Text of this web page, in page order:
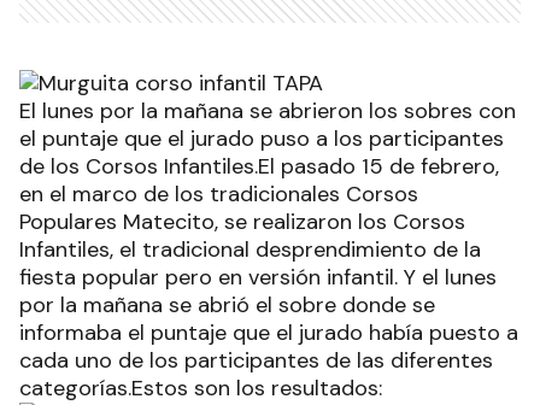
El lunes por la mañana se abrieron los sobres con
el puntaje que el jurado puso a los participantes
de los Corsos Infantiles.El pasado 15 de febrero,
en el marco de los tradicionales Corsos
Populares Matecito, se realizaron los Corsos
Infantiles, el tradicional desprendimiento de la
fiesta popular pero en versión infantil. Y el lunes
por la mañana se abrió el sobre donde se
informaba el puntaje que el jurado había puesto a
cada uno de los participantes de las diferentes
categorías.Estos son los resultados: